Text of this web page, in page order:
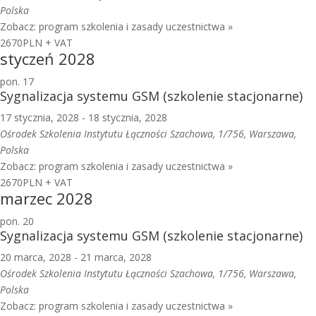
Polska
Zobacz: program szkolenia i zasady uczestnictwa »
2670PLN + VAT
styczeń 2028
pon. 17
Sygnalizacja systemu GSM (szkolenie stacjonarne)
17 stycznia, 2028 - 18 stycznia, 2028
Ośrodek Szkolenia Instytutu Łączności Szachowa, 1/756, Warszawa,
Polska
Zobacz: program szkolenia i zasady uczestnictwa »
2670PLN + VAT
marzec 2028
pon. 20
Sygnalizacja systemu GSM (szkolenie stacjonarne)
20 marca, 2028 - 21 marca, 2028
Ośrodek Szkolenia Instytutu Łączności Szachowa, 1/756, Warszawa,
Polska
Zobacz: program szkolenia i zasady uczestnictwa »